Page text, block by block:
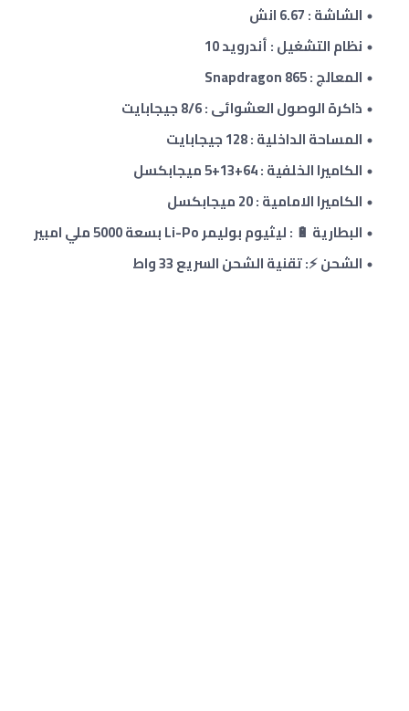
الشاشة : 6.67 انش
نظام التشغيل : أندرويد 10
المعالج : Snapdragon 865
ذاكرة الوصول العشوائى :8/6جيجابايت
المساحة الداخلية : 128 جيجابايت
الكاميرا الخلفية : 64+13+5 ميجابكسل
الكاميرا الامامية : 20 ميجابكسل
البطارية 🔋 : ليثيوم بوليمر Li-Po بسعة 5000 ملي امبير
الشحن ⚡: تقنية الشحن السريع 33 واط